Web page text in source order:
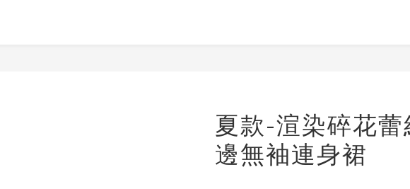
夏款-渲染碎花蕾
邊無袖連身裙